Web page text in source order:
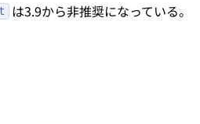
は3.9から非推奨になっている。